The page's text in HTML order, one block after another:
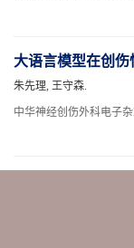
大语言模型在创
朱先理, 王守森.
中华神经创伤外科电子杂